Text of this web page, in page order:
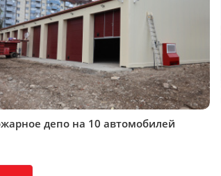
депо на 10 автомобилей